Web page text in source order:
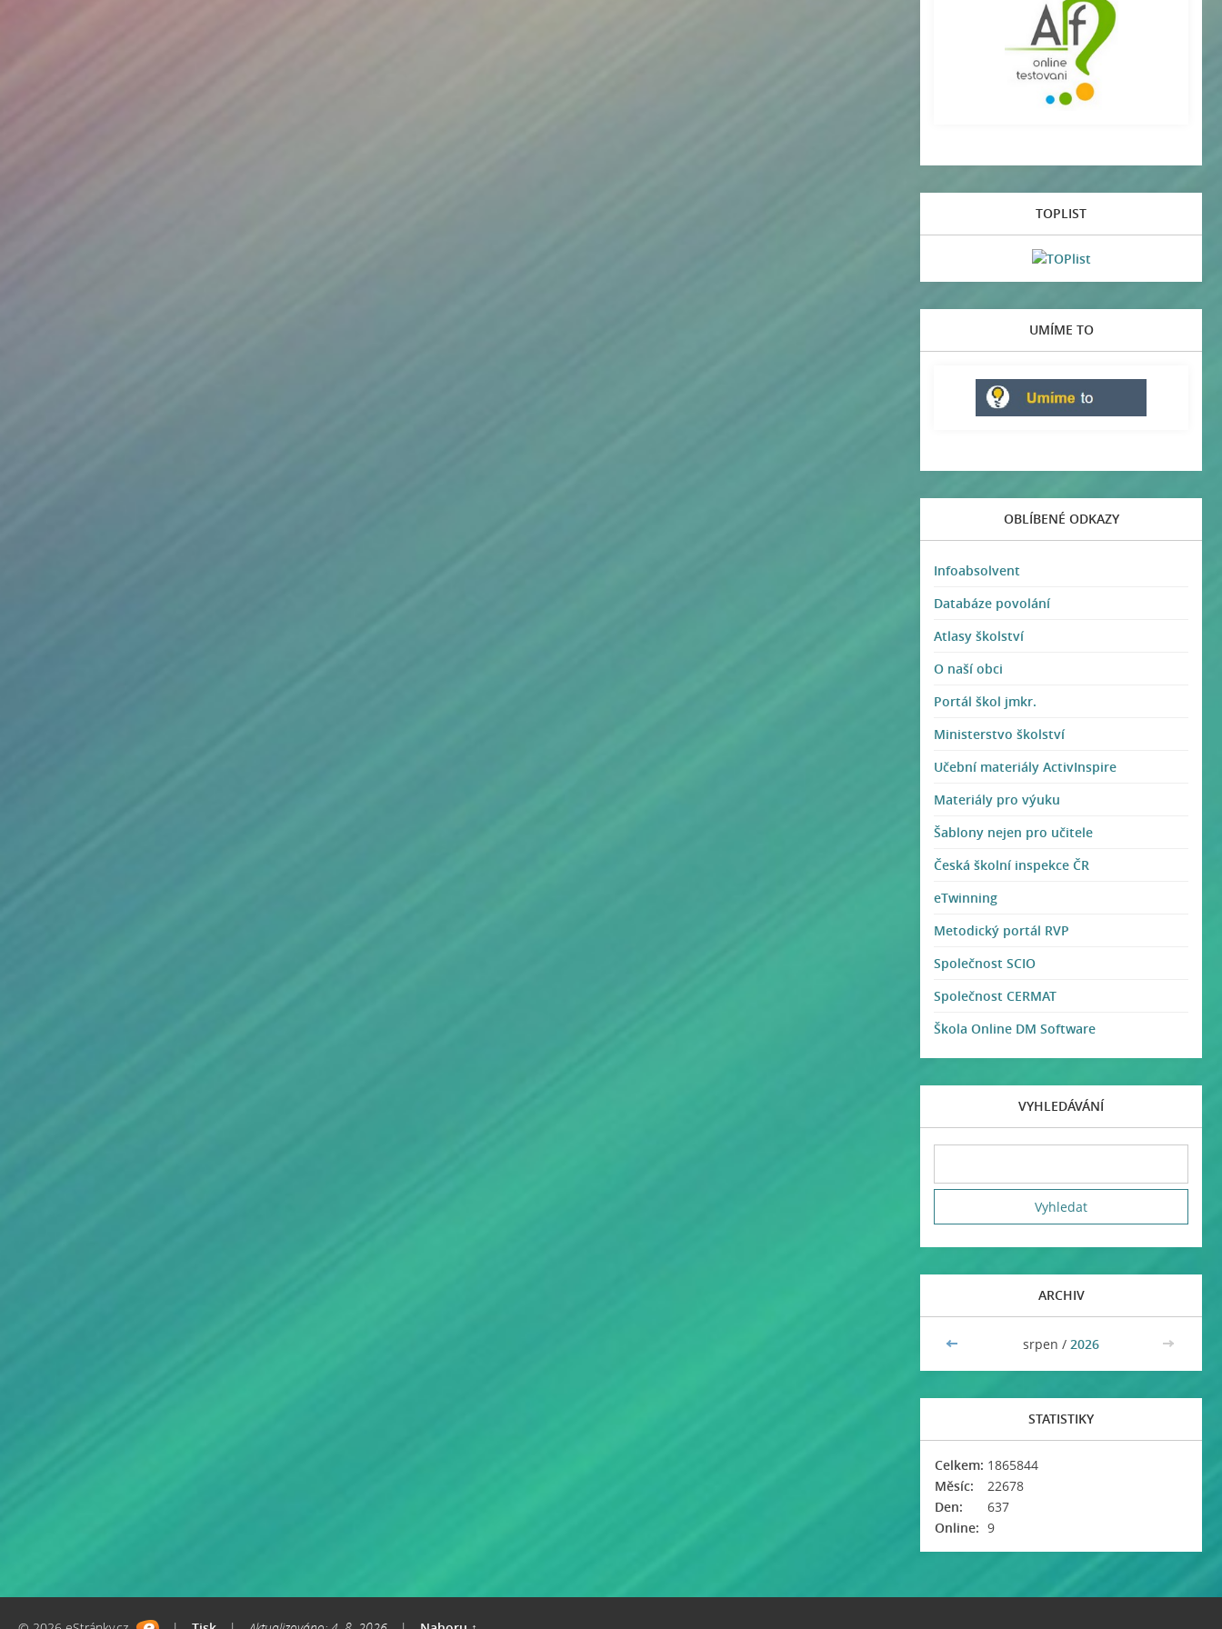
TOPLIST
UMÍME TO
OBLÍBENÉ ODKAZY
Infoabsolvent
Databáze povolání
Atlasy školství
O naší obci
Portál škol jmkr.
Ministerstvo školství
Učební materiály ActivInspire
Materiály pro výuku
Šablony nejen pro učitele
Česká školní inspekce ČR
eTwinning
Metodický portál RVP
Společnost SCIO
Společnost CERMAT
Škola Online DM Software
VYHLEDÁVÁNÍ
ARCHIV
<< srpen / 2026 >>
STATISTIKY
Online: 9
Celkem: 1865844
Měsíc:
22678
Den:
637